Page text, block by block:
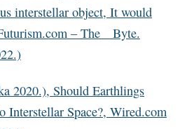
interstellar object, It would
– The__Byte.
2020.), Should Earthlings
Interstellar Space?, Wired.com